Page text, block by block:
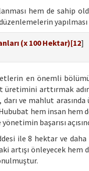
hem de sahip
(x 100 Hektar)[12]
en önemli
üretimini arttırmak
darı ve mahlut
hem insan hem
başarısı
ile 8 hektar ve
önleyecek hem